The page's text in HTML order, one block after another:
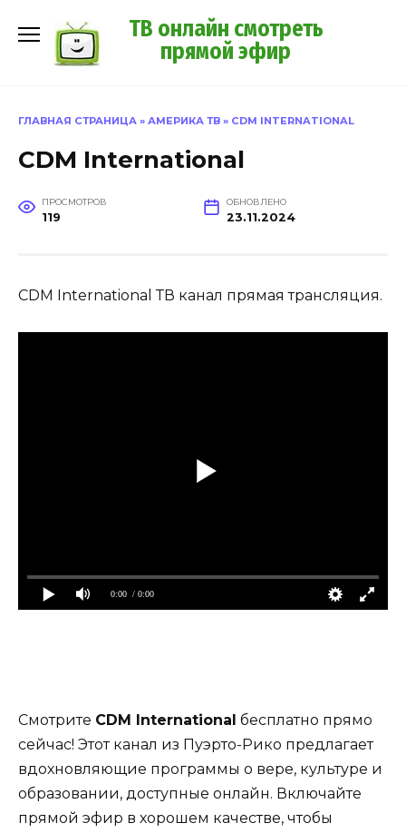
содержанию
ТВ онлайн смотреть
прямой эфир
ГЛАВНАЯ СТРАНИЦА » АМЕРИКА ТВ » CDM INTERNATIONAL
CDM International
ПРОСМОТРОВ
119
ОБНОВЛЕНО
23.11.2024
CDM International ТВ канал прямая трансляция.
0:00 / 0:00
Смотрите CDM International бесплатно прямо
сейчас! Этот канал из Пуэрто-Рико предлагает
вдохновляющие программы о вере, культуре и
образовании, доступные онлайн. Включайте
прямой эфир в хорошем качестве, чтобы